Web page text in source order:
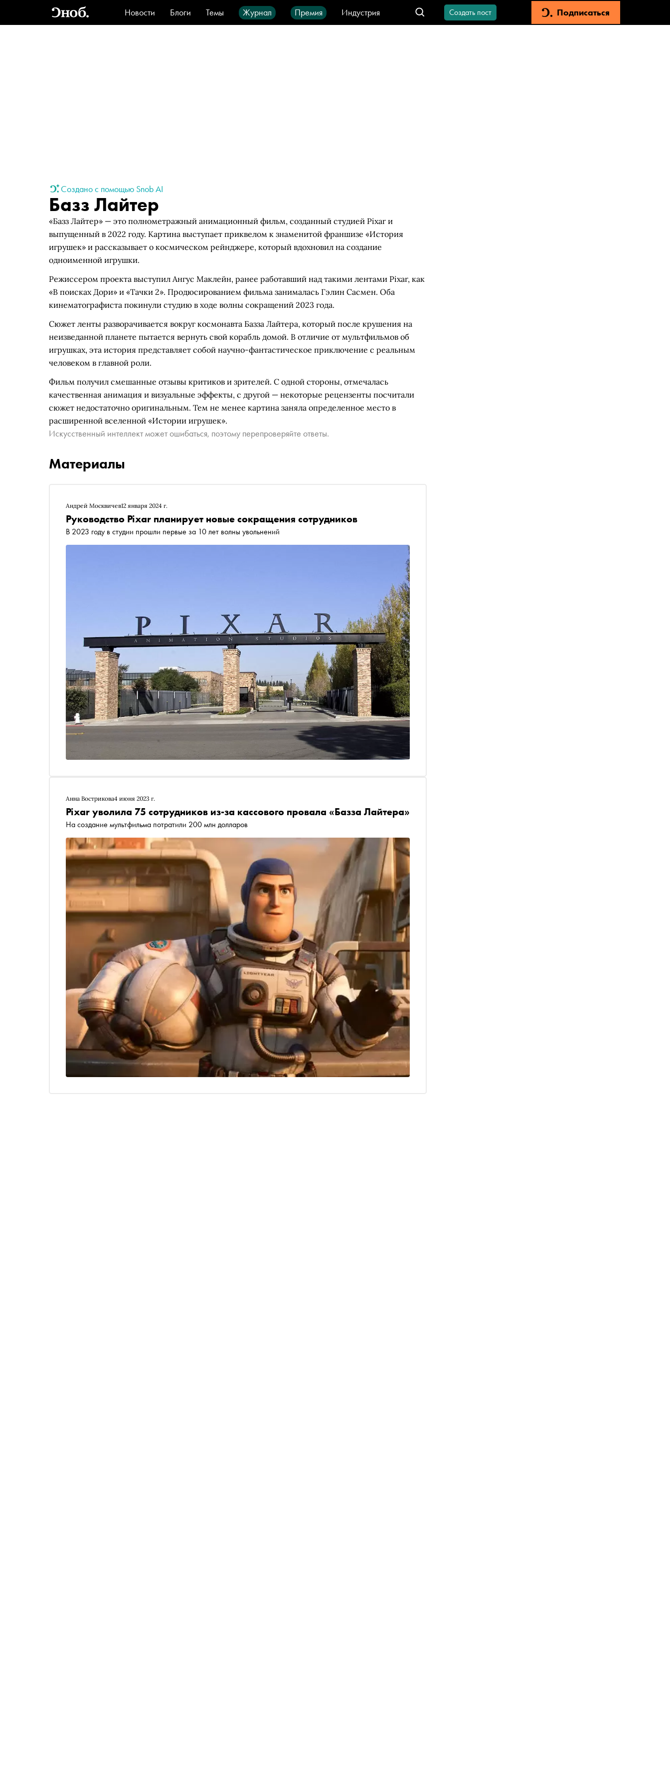
Новости Блоги Темы Журнал Премия
Индустрия
Стиль
Видео Город IT-продукты
Создать пост Подписаться
Создано с помощью Snob AI
Базз Лайтер
«Базз Лайтер» — это полнометражный анимационный фильм, созданный студией Pixar и
выпущенный в 2022 году. Картина выступает приквелом к знаменитой франшизе «История
игрушек» и рассказывает о космическом рейнджере, который вдохновил на создание
одноименной игрушки.
Режиссером проекта выступил Ангус Маклейн, ранее работавший над такими лентами Pixar, как
«В поисках Дори» и «Тачки 2». Продюсированием фильма занималась Гэлин Сасмен. Оба
кинематографиста покинули студию в ходе волны сокращений 2023 года.
Сюжет ленты разворачивается вокруг космонавта Базза Лайтера, который после крушения на
неизведанной планете пытается вернуть свой корабль домой. В отличие от мультфильмов об
игрушках, эта история представляет собой научно-фантастическое приключение с реальным
человеком в главной роли.
Фильм получил смешанные отзывы критиков и зрителей. С одной стороны, отмечалась
качественная анимация и визуальные эффекты, с другой — некоторые рецензенты посчитали
сюжет недостаточно оригинальным. Тем не менее картина заняла определенное место в
расширенной вселенной «Истории игрушек».
Искусственный интеллект может ошибаться, поэтому перепроверяйте ответы.
Материалы
Андрей Москвичев12 января 2024 г.
Руководство Pixar планирует новые сокращения сотрудников
В 2023 году в студии прошли первые за 10 лет волны увольнений
Анна Вострикова4 июня 2023 г.
Pixar уволила 75 сотрудников из-за кассового провала «Базза Лайтера»
На создание мультфильма потратили 200 млн долларов